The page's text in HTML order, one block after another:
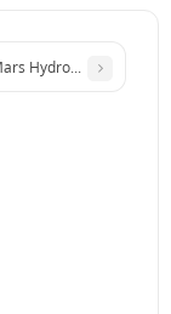
Led Grow Light
Hydro SP 6500